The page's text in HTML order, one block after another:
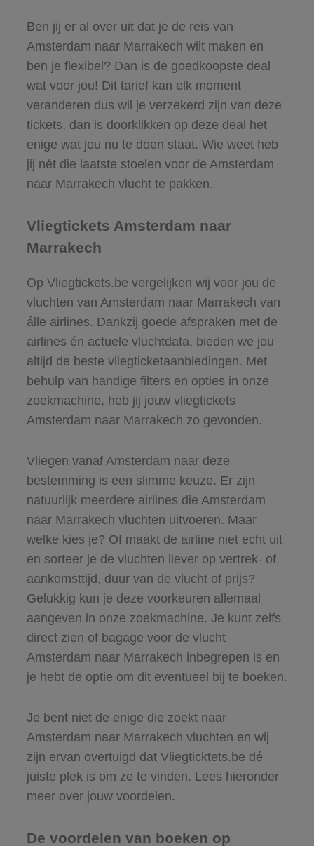
Ben jij er al over uit dat je de reis van
Amsterdam naar Marrakech wilt maken en
ben je flexibel? Dan is de goedkoopste deal
wat voor jou! Dit tarief kan elk moment
veranderen dus wil je verzekerd zijn van deze
tickets, dan is doorklikken op deze deal het
enige wat jou nu te doen staat. Wie weet heb
jij nét die laatste stoelen voor de Amsterdam
naar Marrakech vlucht te pakken.
Vliegtickets Amsterdam naar
Marrakech
Op Vliegtickets.be vergelijken wij voor jou de
vluchten van Amsterdam naar Marrakech van
álle airlines. Dankzij goede afspraken met de
airlines én actuele vluchtdata, bieden we jou
altijd de beste vliegticketaanbiedingen. Met
behulp van handige filters en opties in onze
zoekmachine, heb jij jouw vliegtickets
Amsterdam naar Marrakech zo gevonden.
Vliegen vanaf Amsterdam naar deze
bestemming is een slimme keuze. Er zijn
natuurlijk meerdere airlines die Amsterdam
naar Marrakech vluchten uitvoeren. Maar
welke kies je? Of maakt de airline niet echt uit
en sorteer je de vluchten liever op vertrek- of
aankomsttijd, duur van de vlucht of prijs?
Gelukkig kun je deze voorkeuren allemaal
aangeven in onze zoekmachine. Je kunt zelfs
direct zien of bagage voor de vlucht
Amsterdam naar Marrakech inbegrepen is en
je hebt de optie om dit eventueel bij te boeken.
Je bent niet de enige die zoekt naar
Amsterdam naar Marrakech vluchten en wij
zijn ervan overtuigd dat Vliegticktets.be dé
juiste plek is om ze te vinden. Lees hieronder
meer over jouw voordelen.
De voordelen van boeken op